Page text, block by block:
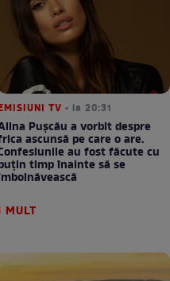
TV • la 20:31
Pușcău a vorbit despre
ascunsă pe care o are.
au fost făcute cu
timp înainte să se